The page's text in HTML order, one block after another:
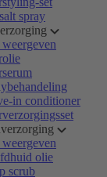
spray
in conditioner
olie
scrub